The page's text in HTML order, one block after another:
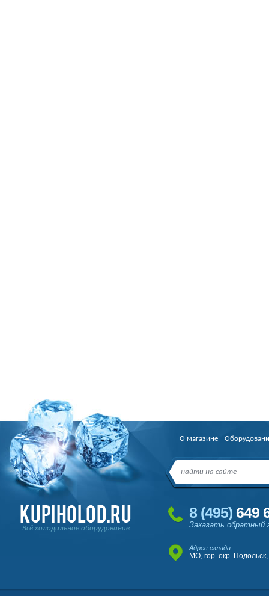
Всё холодильное оборудование
8 (495) 649
Заказать обратный
Адрес склада:
МО, гор. окр.
О магазине